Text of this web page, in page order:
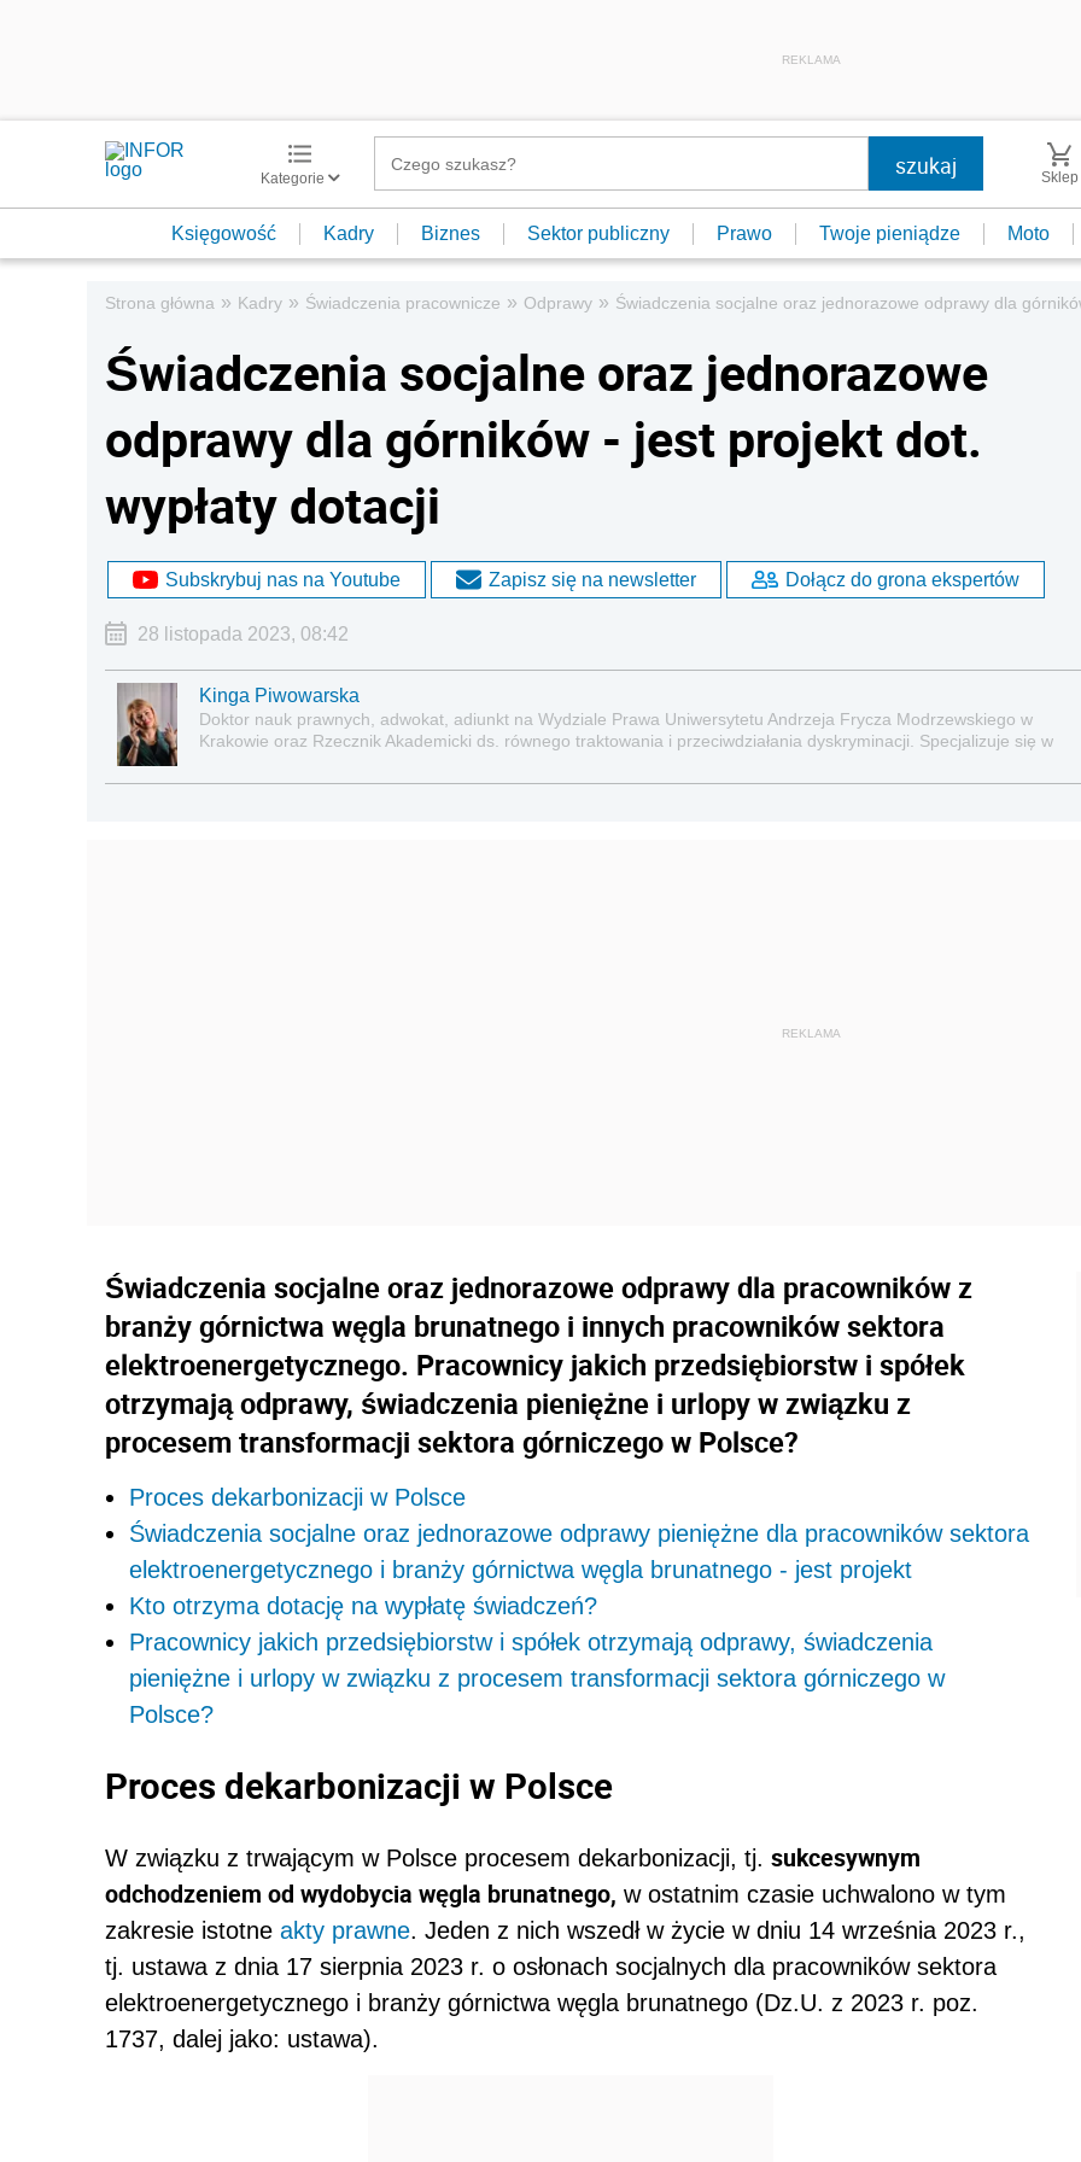
REKLAMA
Kategorie Sklep
Księgowość Kadry Biznes Sektor publiczny Prawo Twoje pieniądze Moto
Strona główna » Kadry » Świadczenia pracownicze » Odprawy » Świadczenia socjalne oraz jednorazowe odprawy dla
Świadczenia socjalne oraz jednorazowe
odprawy dla górników - jest projekt dot.
wypłaty dotacji
Subskrybuj nas na Youtube Zapisz się na newsletter Dołącz do grona ekspertów
28 listopada 2023, 08:42
Kinga Piwowarska
Doktor nauk prawnych, adwokat, adiunkt na Wydziale Prawa Uniwersytetu Andrzeja Frycza Modrzewskiego w
Krakowie oraz Rzecznik Akademicki ds. równego traktowania i przeciwdziałania dyskryminacji. Specjalizuje się w
socjalną.
Świadczenia socjalne oraz jednorazowe odprawy dla pracowników z
branży górnictwa węgla brunatnego i innych pracowników sektora
elektroenergetycznego. Pracownicy jakich przedsiębiorstw i spółek
otrzymają odprawy, świadczenia pieniężne i urlopy w związku z
procesem transformacji sektora górniczego w Polsce?
Proces dekarbonizacji w Polsce
Świadczenia socjalne oraz jednorazowe odprawy pieniężne dla pracowników sektora
elektroenergetycznego i branży górnictwa węgla brunatnego - jest projekt
Kto otrzyma dotację na wypłatę świadczeń?
Pracownicy jakich przedsiębiorstw i spółek otrzymają odprawy, świadczenia
pieniężne i urlopy w związku z procesem transformacji sektora górniczego w
Polsce?
Proces dekarbonizacji w Polsce
W związku z trwającym w Polsce procesem dekarbonizacji, tj. sukcesywnym
odchodzeniem od wydobycia węgla brunatnego, w ostatnim czasie uchwalono w tym
zakresie istotne akty prawne. Jeden z nich wszedł w życie w dniu 14 września 2023 r.,
tj. ustawa z dnia 17 sierpnia 2023 r. o osłonach socjalnych dla pracowników sektora
elektroenergetycznego i branży górnictwa węgla brunatnego (Dz.U. z 2023 r. poz.
1737, dalej jako: ustawa).